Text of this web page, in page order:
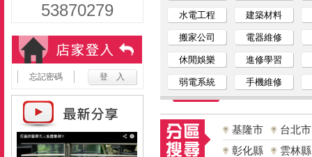
53870279
忘記密碼
水電工程 建築材料
搬家公司 電器維修
休閒娛樂 進修學習
弱電系統 手機維修
基隆市
台北市
彰化縣
雲林縣